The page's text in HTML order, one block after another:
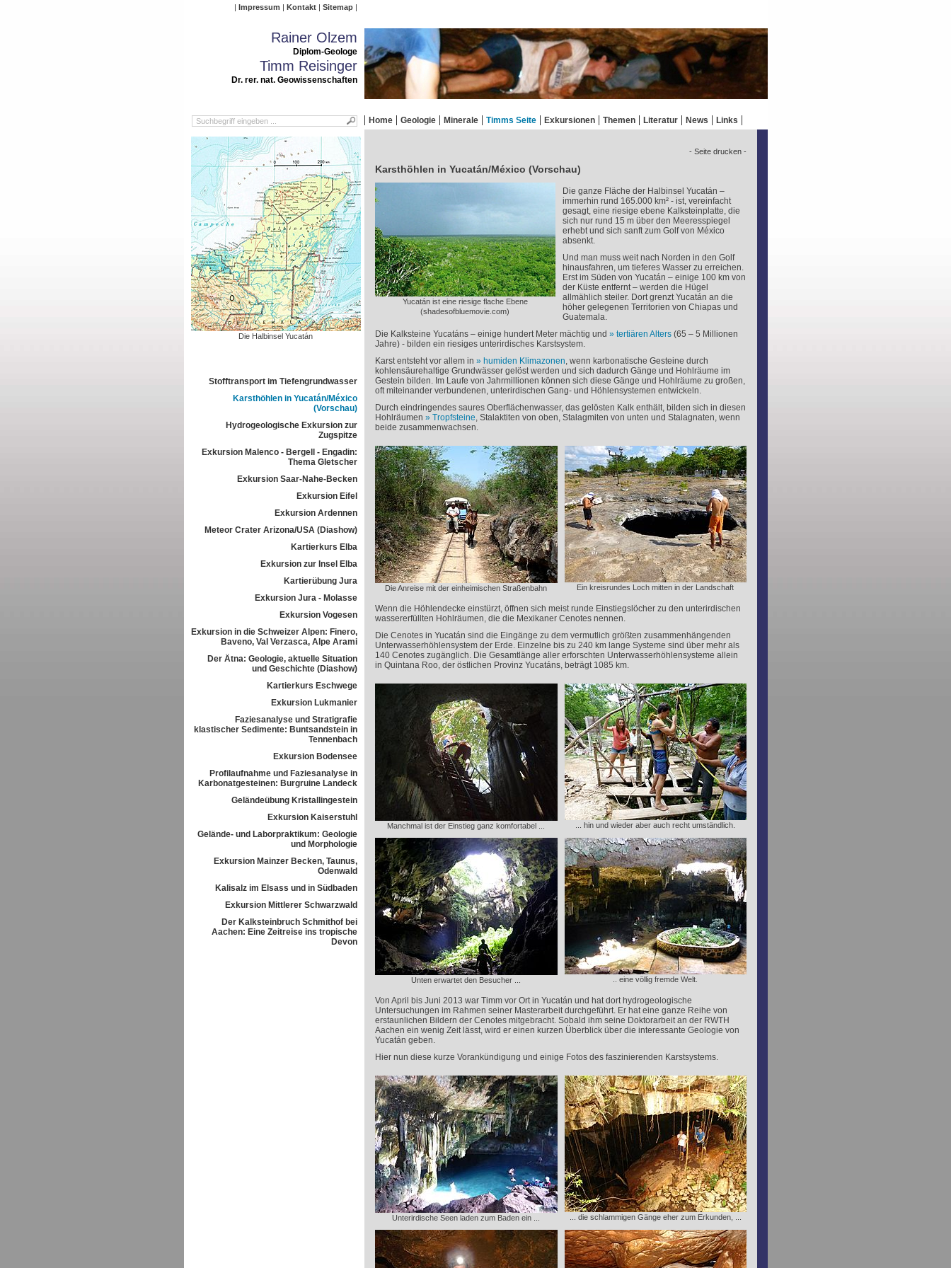
Impressum Kontakt Sitemap
Rainer Olzem
Diplom-Geologe
Timm Reisinger
Dr. rer. nat. Geowissenschaften
Home Geologie Minerale Timms Seite Exkursionen Themen Literatur News Links
Die Halbinsel Yucatán
Stofftransport im Tiefengrundwasser
Karsthöhlen in Yucatán/México
(Vorschau)
Hydrogeologische Exkursion zur
Zugspitze
Exkursion Malenco - Bergell - Engadin:
Thema Gletscher
Exkursion Saar-Nahe-Becken
Exkursion Eifel
Exkursion Ardennen
Meteor Crater Arizona/USA (Diashow)
Kartierkurs Elba
Exkursion zur Insel Elba
Kartierübung Jura
Exkursion Jura - Molasse
Exkursion Vogesen
Exkursion in die Schweizer Alpen: Finero,
Baveno, Val Verzasca, Alpe Arami
Der Ätna: Geologie, aktuelle Situation
und Geschichte (Diashow)
Kartierkurs Eschwege
Exkursion Lukmanier
Faziesanalyse und Stratigrafie
klastischer Sedimente: Buntsandstein in
Tennenbach
Exkursion Bodensee
Profilaufnahme und Faziesanalyse in
Karbonatgesteinen: Burgruine Landeck
Geländeübung Kristallingestein
Exkursion Kaiserstuhl
Gelände- und Laborpraktikum: Geologie
und Morphologie
Exkursion Mainzer Becken, Taunus,
Odenwald
Kalisalz im Elsass und in Südbaden
Exkursion Mittlerer Schwarzwald
Der Kalksteinbruch Schmithof bei
Aachen: Eine Zeitreise ins tropische
Devon
- Seite drucken -
Karsthöhlen in Yucatán/México (Vorschau)
Yucatán ist eine riesige flache Ebene
(shadesofbluemovie.com)
Die ganze Fläche der Halbinsel Yucatán –
immerhin rund 165.000 km² - ist, vereinfacht
gesagt, eine riesige ebene Kalksteinplatte, die
sich nur rund 15 m über den Meeresspiegel
erhebt und sich sanft zum Golf von México
absenkt.
Und man muss weit nach Norden in den Golf
hinausfahren, um tieferes Wasser zu erreichen.
Erst im Süden von Yucatán – einige 100 km von
der Küste entfernt – werden die Hügel
allmählich steiler. Dort grenzt Yucatán an die
höher gelegenen Territorien von Chiapas und
Guatemala.
Die Kalksteine Yucatáns – einige hundert Meter mächtig und
tertiären Alters(65 – 5 Millionen
Jahre) - bilden ein riesiges unterirdisches Karstsystem.
Karst entsteht vor allem in
humiden Klimazonen, wenn karbonatische Gesteine durch
kohlensäurehaltige Grundwässer gelöst werden und sich dadurch Gänge und Hohlräume im
Gestein bilden. Im Laufe von Jahrmillionen können sich diese Gänge und Hohlräume zu großen,
oft miteinander verbundenen, unterirdischen Gang- und Höhlensystemen entwickeln.
Durch eindringendes saures Oberflächenwasser, das gelösten Kalk enthält, bilden sich in diesen
Hohlräumen
Tropfsteine, Stalaktiten von oben, Stalagmiten von unten und Stalagnaten, wenn
beide zusammenwachsen.
Die Anreise mit der einheimischen Straßenbahn Ein kreisrundes Loch mitten in der Landschaft
Wenn die Höhlendecke einstürzt, öffnen sich meist runde Einstiegslöcher zu den unterirdischen
wassererfüllten Hohlräumen, die die Mexikaner Cenotes nennen.
Die Cenotes in Yucatán sind die Eingänge zu dem vermutlich größten zusammenhängenden
Unterwasserhöhlensystem der Erde. Einzelne bis zu 240 km lange Systeme sind über mehr als
140 Cenotes zugänglich. Die Gesamtlänge aller erforschten Unterwasserhöhlensysteme allein
in Quintana Roo, der östlichen Provinz Yucatáns, beträgt 1085 km.
Manchmal ist der Einstieg ganz komfortabel ... ... hin und wieder aber auch recht umständlich.
Unten erwartet den Besucher ... .. eine völlig fremde Welt.
Von April bis Juni 2013 war Timm vor Ort in Yucatán und hat dort hydrogeologische
Untersuchungen im Rahmen seiner Masterarbeit durchgeführt. Er hat eine ganze Reihe von
erstaunlichen Bildern der Cenotes mitgebracht. Sobald ihm seine Doktorarbeit an der RWTH
Aachen ein wenig Zeit lässt, wird er einen kurzen Überblick über die interessante Geologie von
Yucatán geben.
Hier nun diese kurze Vorankündigung und einige Fotos des faszinierenden Karstsystems.
Unterirdische Seen laden zum Baden ein ... ... die schlammigen Gänge eher zum Erkunden, ...